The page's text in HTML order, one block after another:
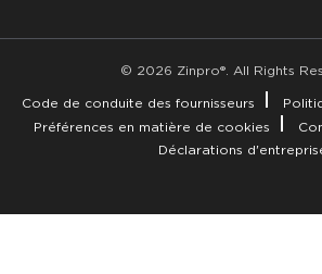
© 2026 Zinpro®. All Rights
Code de conduite des fournisseurs
Préférences en matière de cookies
Déclarations